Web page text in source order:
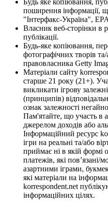
поширення інформації,
"Інтерфакс-Україна",
Власник веб-сторінки в
публікації.
Будь-яке копіювання,
фотографічних творів та/
правовласника Getty
Матеріали сайту
старше 21 року (21+).
викликати ігрову
(принципів)
ознак залежності
Пам'ятайте, що участь в
джерелом доходів або
Інформаційний ресурс
ігри на реальні та/або
приймає ні в якій формі
платежів, які пов’язані/
азартними іграми,
які матеріали на
korrespondent.net
інформаційних цілях.